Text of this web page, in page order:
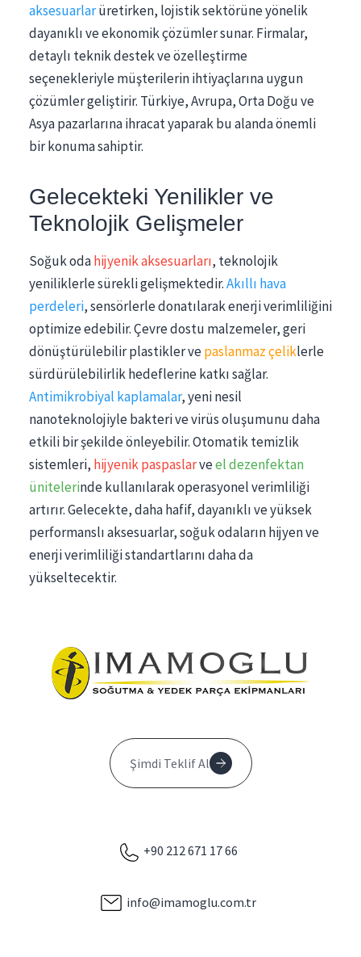
aksesuarlarüretirken, lojistik sektörüne yönelik
dayanıklı ve ekonomik çözümler sunar. Firmalar,
detaylı teknik destek ve özelleştirme
seçenekleriyle müşterilerin ihtiyaçlarına uygun
çözümler geliştirir. Türkiye, Avrupa, Orta Doğu ve
Asya pazarlarına ihracat yaparak bu alanda önemli
bir konuma sahiptir.
Gelecekteki Yenilikler ve
Teknolojik Gelişmeler
Soğuk odahijyenik aksesuarları, teknolojik
yeniliklerle sürekli gelişmektedir.Akıllı hava
perdeleri, sensörlerle donatılarak enerji verimliliğini
optimize edebilir. Çevre dostu malzemeler, geri
dönüştürülebilir plastikler vepaslanmaz çeliklerle
sürdürülebilirlik hedeflerine katkı sağlar.
Antimikrobiyal kaplamalar, yeni nesil
nanoteknolojiyle bakteri ve virüs oluşumunu daha
etkili bir şekilde önleyebilir. Otomatik temizlik
sistemleri, hijyenik paspaslarveel dezenfektan
ünitelerinde kullanılarak operasyonel verimliliği
artırır. Gelecekte, daha hafif, dayanıklı ve yüksek
performanslı aksesuarlar, soğuk odaların hijyen ve
enerji verimliliği standartlarını daha da
yükseltecektir.
Şimdi Teklif Al
+90 212 671 17 66
info@imamoglu.com.tr